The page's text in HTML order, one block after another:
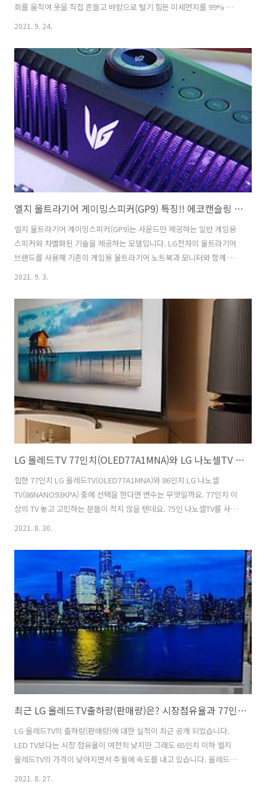
회를 움직여 옷을 직접 흔들고 바람으로 털기 힘든 미세먼지를 99% 제
도 퇴근이나 외출하고 오면 운동기구에 옷을 걸어 놓는 게 일상이라 늘
상전의 잔소리를 듣고 살았죠. 물론 습관이 완전 바뀌지는 않았지만 5벌
을 넣을 수 있는 넉넉한 모델이라 확실히 잔소리가 많이 줄었죠. 아침에
는 미세먼지가 제거된 깔끔한 옷을 입을 수 있어 기분 좋고요. 주기적으
로 사용하게 되는 침구코스 어느새 선선한 바람이 불면서 아침저녁으로
가을을..
2021. 9. 24.
엘지 울트라기어 게이밍스피커(GP9) 특징!! 에코캔슬링 보이스채팅 기술과 3D 게이밍 사운드 기술 탑재
엘지 울트라기어 게이밍스피커(GP9)는 사운드만 제공하는 일반 게임용
스피커와 차별화된 기술을 제공하는 모델입니다. LG전자의 울트라기어
브랜드를 사용해 기존의 게임용 울트라기어 노트북과 모니터와 함께 사
용한다면 더욱 플렉스할 수 있을 듯 합니다. 개인적으로 엘지 울트라기어
있는 보이스 채팅이 가능하다는 부분입니다. 물론 게임에 맞는 스타일의
디자인도 매력적이지만요. 공간감 넘치는 사운드를 제공해 게임의 몰입
도를 더욱 높이고 헤드셋을 불편해 하는 게이머들에게는 추천할만 하겠
죠. 다만 방음시설 여부도 함께 고민을 해야 하는 부분도 있겠죠. LG 울
트라기어 게이밍 스피커 공략 포인트와 단점 LG전자가 출시한 엘지 울트
라기어 게이밍스피커(G..
2021. 9. 3.
LG 올레드TV 77인치(OLED77A1MNA)와 LG 나노셀TV 86인치(86NANO93KPA) 선택 변수?
힙한 77인치 LG 올레드TV(OLED77A1MNA)와 86인치 LG 나노셀
TV(86NANO93KPA) 중에 선택을 한다면 변수는 무엇일까요. 77인치 이
상의 TV 놓고 고민하는 분들이 적지 않을 텐데요. 75인 나노셀TV를 사용
상 75인치를 구매하고 처음 세팅할때는 당황하기도 했지만 지금은 75인
치도 작다고 느끼는 1인입니다. 물론 TV 바로 앞에서 누워서 보기에는 자
세가 나오지 않는 단점이 있기는 합니다. ㅋㅋ 쇼파에 누워서 보면 그렇
게 커 보이지 않기도 하구요. TV변천사로 본 올레드TV와 LED TV의 포지
션 올레드TV와 나노셀TV의 기술 포지션을 TV 발천..
2021. 8. 30.
최근 LG 올레드TV출하량(판매량)은? 시장점유율과 77인치 이상 엘지 올레드TV 가격 아쉬워
LG 올레드TV의 출하량(판매량)에 대한 실적이 최근 공개 되었습니다.
LED TV보다는 시장 점유율이 여전히 낮지만 그래도 65인치 이하 엘지
올레드TV의 가격이 낮아지면서 추월에 속도를 내고 있습니다. 올레드TV
사이즈와 디자인의 다변화로 소비자의 접근성을 높여가는 마케팅도 주
2021. 8. 27.